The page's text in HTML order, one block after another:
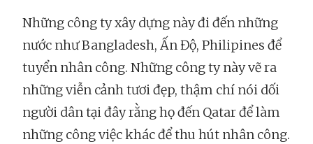
Những công ty xây dựng này đi đến những
nước như Bangladesh, Ấn Độ, Philipines để
tuyển nhân công. Những công ty này vẽ ra
những viễn cảnh tươi đẹp, thậm chí nói dối
người dân tại đây rằng họ đến Qatar để làm
những công việc khác để thu hút nhân công.